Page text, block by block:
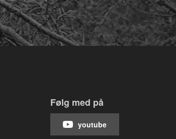
Følg med på
youtube